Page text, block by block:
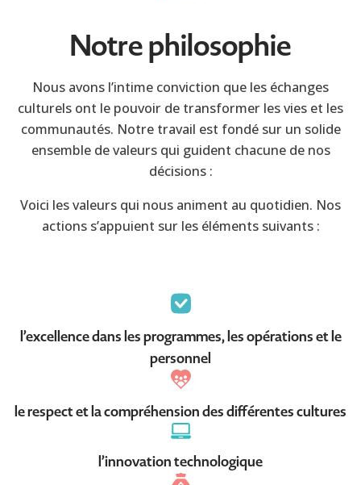
Notre philosophie
Nous avons l’intime conviction que les échanges
culturels ont le pouvoir de transformer les vies et les
communautés. Notre travail est fondé sur un solide
ensemble de valeurs qui guident chacune de nos
décisions :
Voici les valeurs qui nous animent au quotidien. Nos
actions s’appuient sur les éléments suivants :
l’excellence dans les programmes, les opérations et le
personnel
le respect et la compréhension des différentes cultures
l’innovation technologique